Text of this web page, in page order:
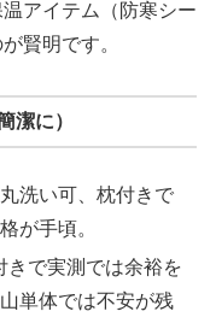
アイテム（防寒シー
賢明です。
潔に）
洗い可、枕付きで
が手頃。
きで実測では余裕を
単体では不安が残